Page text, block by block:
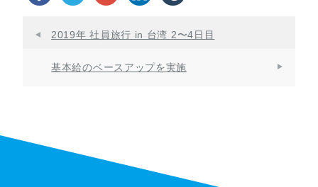
2019年 社員旅行 in 台湾 2〜4日目
基本給のベースアップを実施